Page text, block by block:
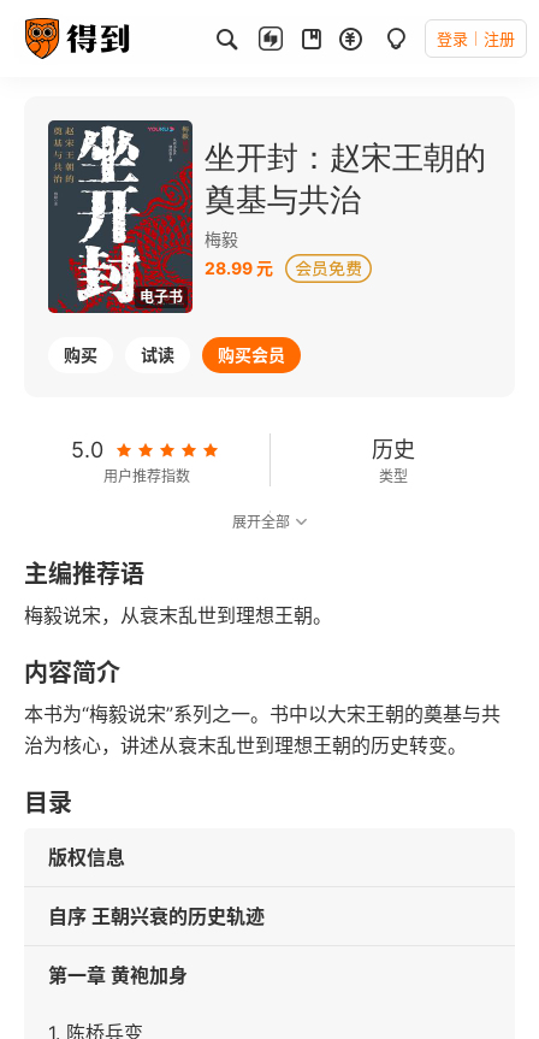
登录 注册
电子书
坐开封：赵宋王朝的
奠基与共治
梅毅
28.99 元
购买 试读 购买会员
5.0
用户推荐指数
历史
类型
147千字
字数
展开全部
主编推荐语
梅毅说宋，从衰末乱世到理想王朝。
内容简介
本书为“梅毅说宋”系列之一。书中以大宋王朝的奠基与共
治为核心，讲述从衰末乱世到理想王朝的历史转变。
目录
版权信息
自序 王朝兴衰的历史轨迹
第一章 黄袍加身
1. 陈桥兵变